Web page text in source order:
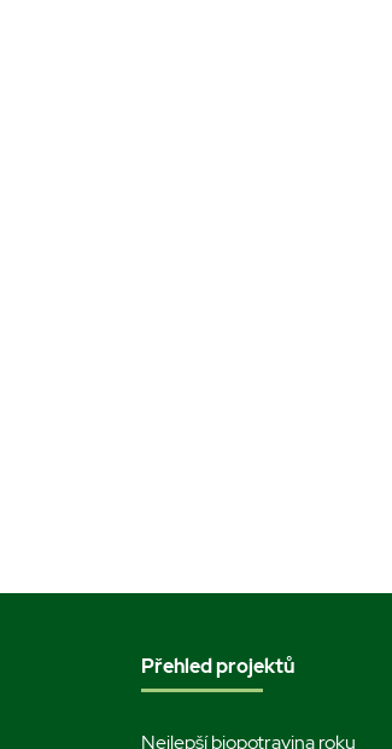
Přehled projektů
Nejlepší biopotravina roku